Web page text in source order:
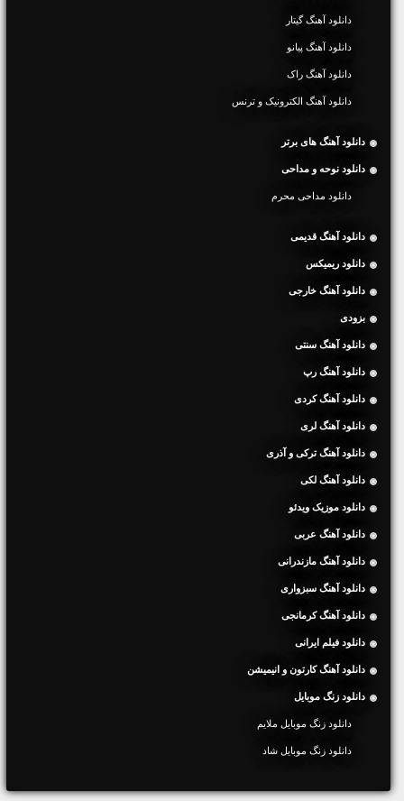
دانلود آهنگ گیتار
دانلود آهنگ پیانو
دانلود آهنگ راک
دانلود آهنگ الکترونیک و ترنس
دانلود آهنگ های برتر
دانلود نوحه و مداحی
دانلود مداحی محرم
دانلود آهنگ قدیمی
دانلود ریمیکس
دانلود آهنگ خارجی
بزودی
دانلود آهنگ سنتی
دانلود آهنگ رپ
دانلود آهنگ کردی
دانلود آهنگ لری
دانلود آهنگ ترکی و آذری
دانلود آهنگ لکی
دانلود موزیک ویدئو
دانلود آهنگ عربی
دانلود آهنگ مازندرانی
دانلود آهنگ سبزواری
دانلود آهنگ کرمانجی
دانلود فیلم ایرانی
دانلود آهنگ کارتون و انیمیشن
دانلود زنگ موبایل
دانلود زنگ موبایل ملایم
دانلود زنگ موبایل شاد